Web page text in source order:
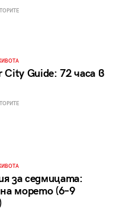
City Guide: 72 часа в
за седмицата:
морето (6–9